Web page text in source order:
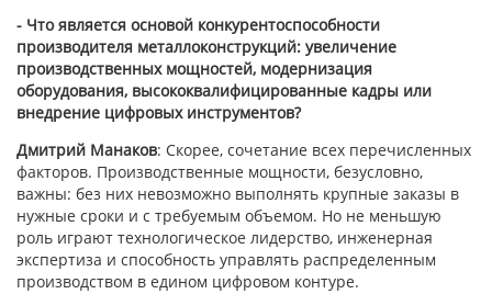
- Что является основой конкурентоспособности
производителя металлоконструкций: увеличение
производственных мощностей, модернизация
оборудования, высококвалифицированные кадры или
внедрение цифровых инструментов?
Дмитрий Манаков: Скорее, сочетание всех перечисленных
факторов. Производственные мощности, безусловно,
важны: без них невозможно выполнять крупные заказы в
нужные сроки и с требуемым объемом. Но не меньшую
роль играют технологическое лидерство, инженерная
экспертиза и способность управлять распределенным
производством в едином цифровом контуре.